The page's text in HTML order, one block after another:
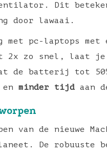
Dit
door lawaai.
pc-laptops met
2x zo snel, laat
de batterij tot
en minder tijd aan
van de nieuwe
De robuuste